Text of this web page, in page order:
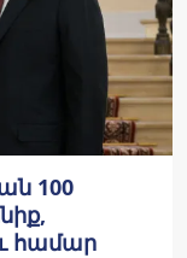
100
համար